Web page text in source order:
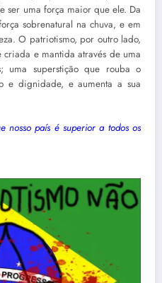
ser uma força maior que ele. Da
sobrenatural na chuva, e em
O patriotismo, por outro lado,
e mantida através de uma
uma superstição que rouba o
e dignidade, e aumenta a sua
nosso país é superior a todos os